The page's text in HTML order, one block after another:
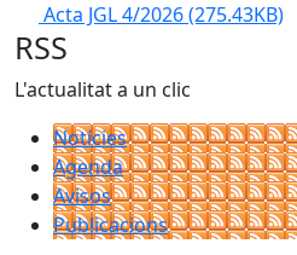
Acta JGL 4/2026(275.43KB)
RSS
L'actualitat a un clic
Notícies
Agenda
Avisos
Publicacions